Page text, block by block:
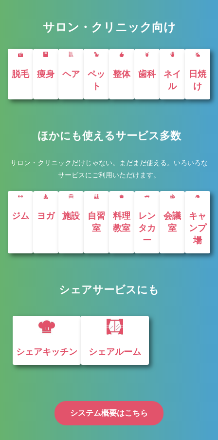
サロン・クリニック向け
脱毛 痩身 ヘア
ペッ
ト
整体 歯科
ネイ
ル
日焼
け
ほかにも使えるサービス多数
サロン・クリニックだけじゃない。まだまだ使える。いろいろな
サービスにご利用いただけます。
ジム ヨガ 施設
自習
室
料理
教室
レン
タカ
ー
会議
室
キャ
ンプ
場
シェアサービスにも
シェアキッチン シェアルーム
システム概要はこちら